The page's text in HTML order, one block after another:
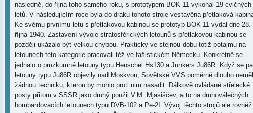
následně, do října toho samého roku, s prototypem BOK-11 vykonal 19 cvičných
letů. V následujícím roce byla do draku tohoto stroje vestavěna přetlaková
Ke svému prvnímu letu s přetlakovou kabinou se prototyp BOK-11 vydal dne 28.
října 1940. Zastavení vývoje stratosférických letounů s přetlakovou kabinou se
později ukázalo být velkou chybou. Prakticky ve stejnou dobu totiž potajmu na
letounech této kategorie pracovali též ve fašistickém Německu. Konkrétně se
jednalo o průzkumné letouny typu Henschel Hs130 a Junkers Ju86R. Když se
letouny typu Ju86R objevily nad Moskvou, Sovětské VVS poměrně dlouho
žádnou techniku, kterou by mohlo proti nim nasadit. Dálkově ovládané střelecké
posty přitom v SSSR jako druhý použil V.M. Mjasiščev, a to na druhoválečných
bombardovacích letounech typu DVB-102 a Pe-2I. Vývoj těchto strojů ale rovněž